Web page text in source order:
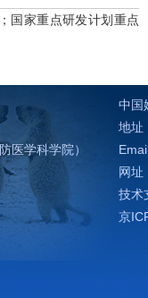
国家重点研发计划重点
医学科学院）
中国
地址
网址
技术
京